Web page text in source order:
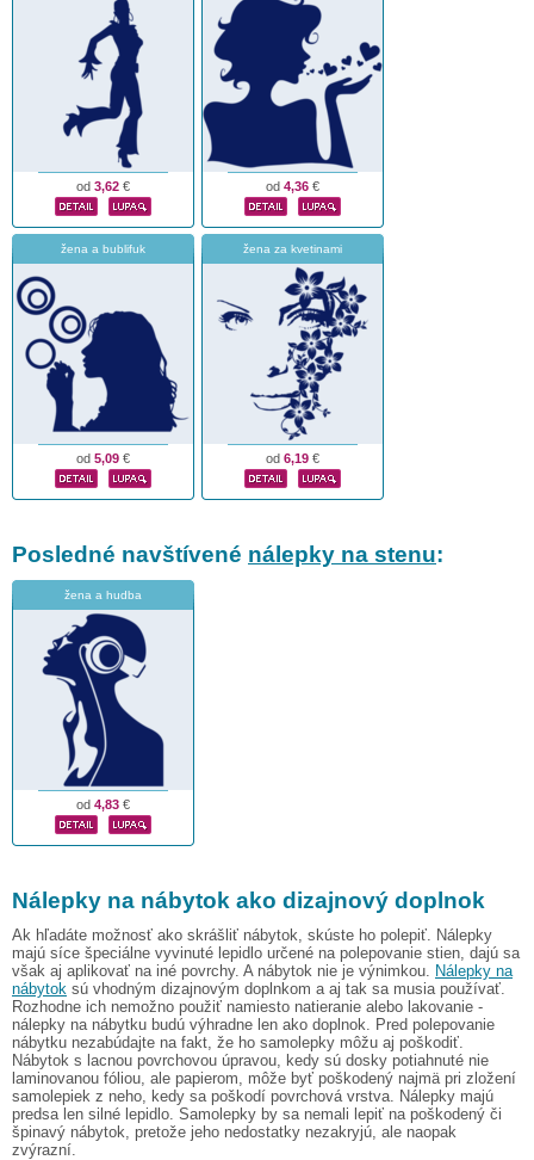
od 3,62 € od 4,36 €
žena a bublifuk
od 5,09 €
žena za kvetinami
od 6,19 €
Posledné navštívené nálepky na stenu:
žena a hudba
od 4,83 €
Nálepky na nábytok ako dizajnový doplnok
Ak hľadáte možnosť ako skrášliť nábytok, skúste ho polepiť. Nálepky
majú síce špeciálne vyvinuté lepidlo určené na polepovanie stien, dajú sa
však aj aplikovať na iné povrchy. A nábytok nie je výnimkou. Nálepky na
nábytok sú vhodným dizajnovým doplnkom a aj tak sa musia používať.
Rozhodne ich nemožno použiť namiesto natieranie alebo lakovanie -
nálepky na nábytku budú výhradne len ako doplnok. Pred polepovanie
nábytku nezabúdajte na fakt, že ho samolepky môžu aj poškodiť.
Nábytok s lacnou povrchovou úpravou, kedy sú dosky potiahnuté nie
laminovanou fóliou, ale papierom, môže byť poškodený najmä pri zložení
samolepiek z neho, kedy sa poškodí povrchová vrstva. Nálepky majú
predsa len silné lepidlo. Samolepky by sa nemali lepiť na poškodený či
špinavý nábytok, pretože jeho nedostatky nezakryjú, ale naopak
zvýrazní.